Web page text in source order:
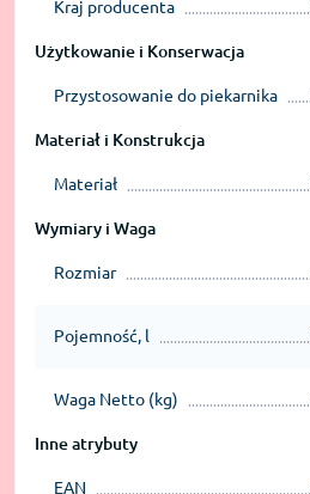
Kraj producenta
Użytkowanie i Konserwacja
Przystosowanie do piekarnika
Materiał i Konstrukcja
Materiał
Wymiary i Waga
Rozmiar
Pojemność, l
Waga Netto (kg)
Inne atrybuty
EAN